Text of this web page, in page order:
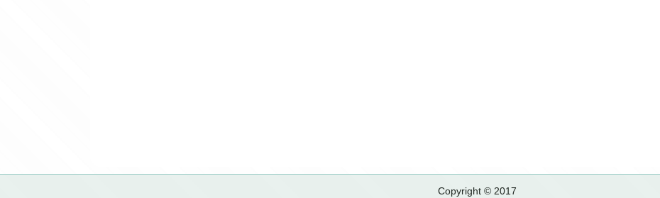
Copyright © 2017